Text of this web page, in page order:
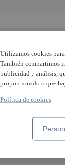
Utilizamos cookies
También compartimos
publicidad y análisis,
proporcionado o que
Política de cookies